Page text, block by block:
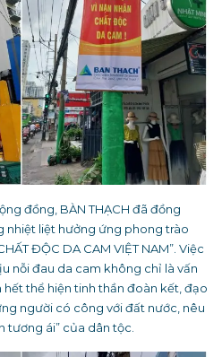
đồng, BÀN THẠCH đã đồng
nhiệt liệt hưởng ứng phong trào
ĐỘC DA CAM VIỆT NAM”. Việc
nỗi đau da cam không chỉ là vấn
thể hiện tinh thần đoàn kết, đạo
người có công với đất nước, nêu
tương ái” của dân tộc.